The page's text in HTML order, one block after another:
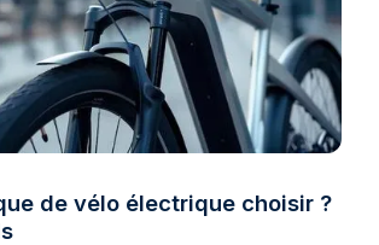
de vélo électrique choisir ?